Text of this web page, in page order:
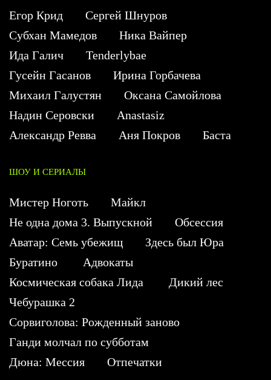
Егор Крид
Сергей Шнуров
Субхан Мамедов
Ника Вайпер
Ида Галич
Tenderlybae
Гусейн Гасанов
Ирина Горбачева
Михаил Галустян
Оксана Самойлова
Надин Серовски
Anastasiz
Александр Ревва
Аня Покров Баста
ШОУ И СЕРИАЛЫ
Мистер Ноготь
Майкл
Не одна дома 3. Выпускной
Обсессия
Аватар: Семь убежищ
Здесь был Юра
Буратино
Адвокаты
Космическая собака Лида
Дикий лес
Чебурашка 2
Сорвиголова: Рожденный заново
Ганди молчал по субботам
Дюна: Мессия
Отпечатки